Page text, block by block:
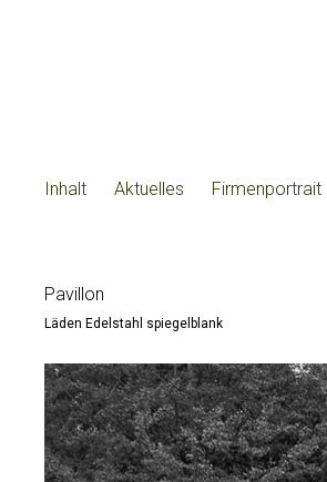
Inhalt Aktuelles Firmenportrait
Pavillon
Läden Edelstahl spiegelblank